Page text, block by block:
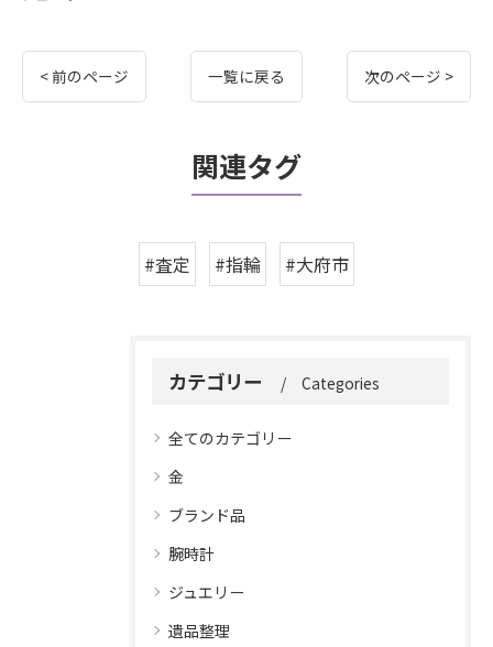
< 前のページ 一覧に戻る 次のページ >
関連タグ
#査定 #指輪 #大府市
カテゴリー Categories
全てのカテゴリー
金
ブランド品
腕時計
ジュエリー
遺品整理